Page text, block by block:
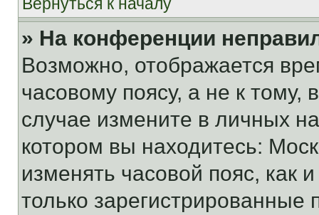
» На конференции
Возможно, отображается
часовому поясу, а не к тому,
случае измените в личных
котором вы находитесь:
изменять часовой пояс, как
только